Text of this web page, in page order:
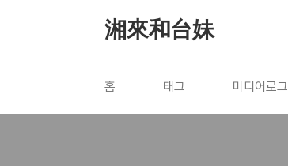
湘來和台妹
홈 태그 미디어로그